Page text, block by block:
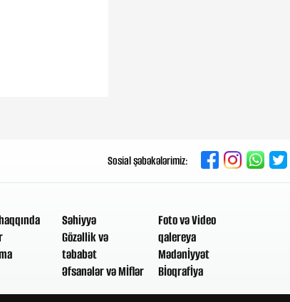
yaxındır
Dünən, 10:22
Rusiyaya pul köçürmələri niyə
Sosial şəbəkələrimiz:
Səhiyyə
Gözəllik və
təbabət
Əfsanələr və Mİflər
Foto və Video
qalereya
Mədənİyyət
Bİoqrafİya